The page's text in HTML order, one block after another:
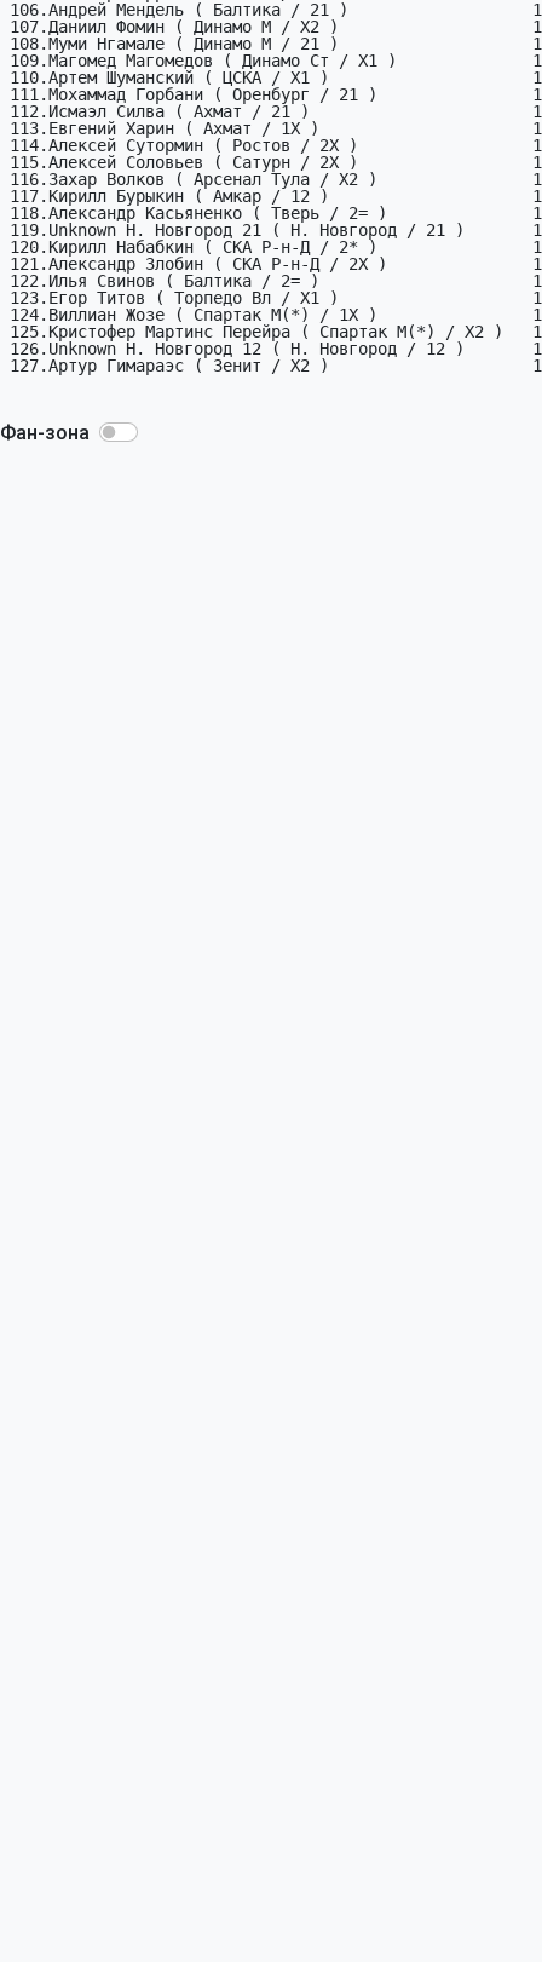
106.Андрей Мендель ( Балтика / 21 )                   1
107.Даниил Фомин ( Динамо М / X2 )                    1
108.Муми Нгамале ( Динамо М / 21 )                    1
109.Магомед Магомедов ( Динамо Ст / X1 )              1
110.Артем Шуманский ( ЦСКА / X1 )                     1
111.Мохаммад Горбани ( Оренбург / 21 )                1
112.Исмаэл Силва ( Ахмат / 21 )                       1
113.Евгений Харин ( Ахмат / 1X )                      1
114.Алексей Сутормин ( Ростов / 2X )                  1
115.Алексей Соловьев ( Сатурн / 2X )                  1
116.Захар Волков ( Арсенал Тула / X2 )                1
117.Кирилл Бурыкин ( Амкар / 12 )                     1
118.Александр Касьяненко ( Тверь / 2= )               1
119.Unknown Н. Новгород 21 ( Н. Новгород / 21 )       1
120.Кирилл Набабкин ( СКА Р-н-Д / 2* )                1
121.Александр Злобин ( СКА Р-н-Д / 2X )               1
122.Илья Свинов ( Балтика / 2= )                      1
123.Егор Титов ( Торпедо Вл / X1 )                    1
124.Виллиан Жозе ( Спартак М(*) / 1X )                1
125.Кристофер Мартинс Перейра ( Спартак М(*) / X2 )   1
126.Unknown Н. Новгород 12 ( Н. Новгород / 12 )       1
127.Артур Гимараэс ( Зенит / X2 )                     1
Фан-зона